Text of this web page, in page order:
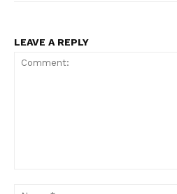
LEAVE A REPLY